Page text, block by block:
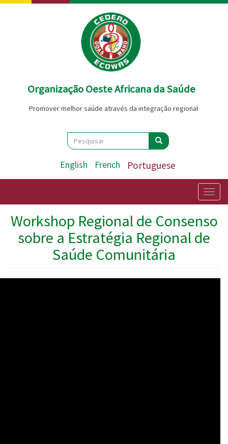
Passar
Organização Oeste Africana da Saúde
Promover melhor saúde através da integração regional
Search
Pesquisar Pesquisar
English French Portuguese
Workshop Regional de Consenso
sobre a Estratégia Regional de
Saúde Comunitária